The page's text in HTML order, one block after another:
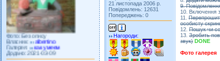
Фото: Без опису
Власник:
albertino
Галерея:
как умеем
Додано: 2021-03-09
21 листопада 2006 р.
Повідомлень: 12631
Попереджень: 0
Нагороди:
9.
10. Включення
11.
особисту
12. Пошук чи
13. Зробить
звук) DONE
Фото галерея